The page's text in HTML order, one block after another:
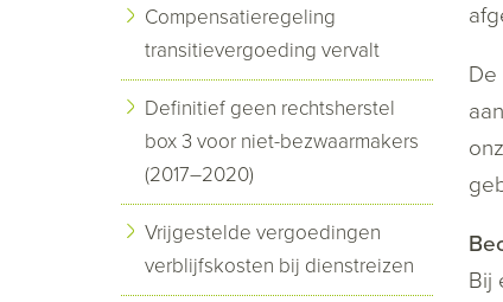
De
Bij
Compensatieregeling
transitievergoeding vervalt
Definitief geen rechtsherstel
box 3 voor niet-bezwaarmakers
(2017–2020)
Vrijgestelde vergoedingen
verblijfskosten bij dienstreizen